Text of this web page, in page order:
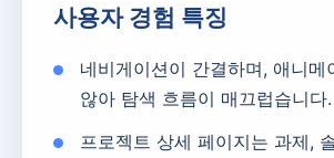
사용자 경험 특징
네비게이션이 간결하며, 애니메
않아 탐색 흐름이 매끄럽습니다.
프로젝트 상세 페이지는 과제,